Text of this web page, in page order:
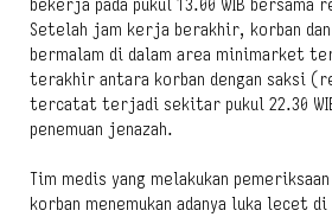
bekerja pada pukul 13.00 WIB bersama
Setelah jam kerja berakhir, korban
bermalam di dalam area minimarket
terakhir antara korban dengan saksi
tercatat terjadi sekitar pukul 22.30
penemuan jenazah.
Tim medis yang melakukan
korban menemukan adanya luka lecet